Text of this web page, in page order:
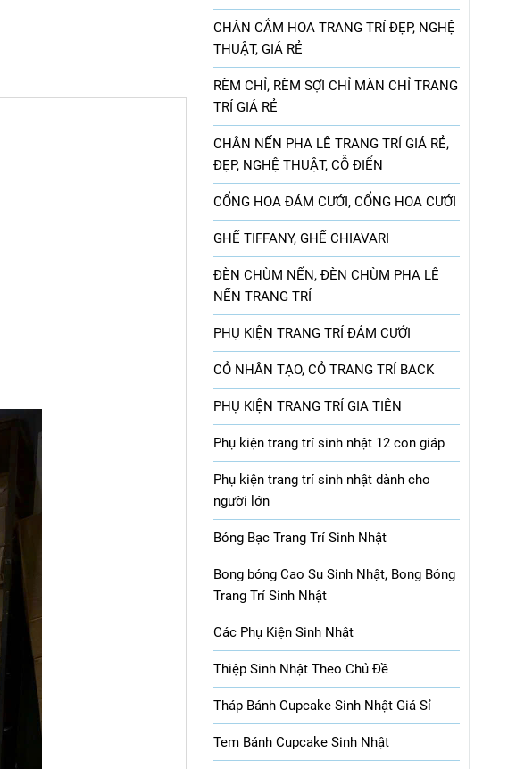
CHÂN CẮM HOA TRANG TRÍ ĐẸP, NGHỆ
THUẬT, GIÁ RẺ
RÈM CHỈ, RÈM SỢI CHỈ MÀN CHỈ TRANG
TRÍ GIÁ RẺ
CHÂN NẾN PHA LÊ TRANG TRÍ GIÁ RẺ,
ĐẸP, NGHỆ THUẬT, CỖ ĐIỂN
CỔNG HOA ĐÁM CƯỚI, CỔNG HOA CƯỚI
GHẾ TIFFANY, GHẾ CHIAVARI
ĐÈN CHÙM NẾN, ĐÈN CHÙM PHA LÊ
NẾN TRANG TRÍ
PHỤ KIỆN TRANG TRÍ ĐÁM CƯỚI
CỎ NHÂN TẠO, CỎ TRANG TRÍ BACK
PHỤ KIỆN TRANG TRÍ GIA TIÊN
Phụ kiện trang trí sinh nhật 12 con giáp
Phụ kiện trang trí sinh nhật dành cho
người lớn
Bóng Bạc Trang Trí Sinh Nhật
Bong bóng Cao Su Sinh Nhật, Bong Bóng
Trang Trí Sinh Nhật
Các Phụ Kiện Sinh Nhật
Thiệp Sinh Nhật Theo Chủ Đề
Tháp Bánh Cupcake Sinh Nhật Giá Sỉ
Tem Bánh Cupcake Sinh Nhật